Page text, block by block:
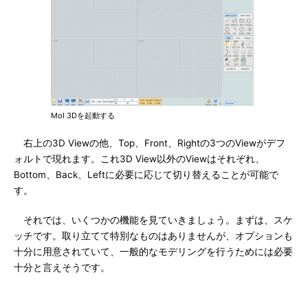
MoI 3Dを起動する
右上の3D Viewの他、Top、Front、Rightの3つのViewがデフ
ォルトで現れます。これ3D View以外のViewはそれぞれ、
Bottom、Back、Leftに必要に応じて切り替えることが可能で
す。
それでは、いくつかの機能を見ていきましょう。まずは、スケ
ッチです。取り立てて特別なものはありませんが、オプションも
十分に用意されていて、一般的なモデリングを行うためには必要
十分と言えそうです。